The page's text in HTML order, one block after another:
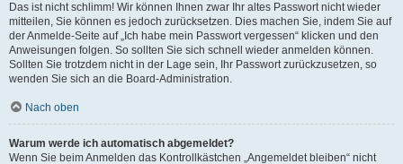
Das ist nicht schlimm! Wir können Ihnen zwar Ihr altes Passwort nicht wieder
mitteilen, Sie können es jedoch zurücksetzen. Dies machen Sie, indem Sie auf
der Anmelde-Seite auf „Ich habe mein Passwort vergessen“ klicken und den
Anweisungen folgen. So sollten Sie sich schnell wieder anmelden können.
Sollten Sie trotzdem nicht in der Lage sein, Ihr Passwort zurückzusetzen, so
wenden Sie sich an die Board-Administration.
Nach oben
Warum werde ich automatisch abgemeldet?
Wenn Sie beim Anmelden das Kontrollkästchen „Angemeldet bleiben“ nicht